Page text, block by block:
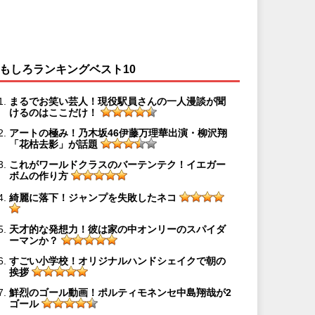
しろランキングベスト10
まるでお笑い芸人！現役駅員さんの一人漫談が聞
けるのはここだけ！
アートの極み！乃木坂46伊藤万理華出演・柳沢翔
「花枯去影」が話題
これがワールドクラスのバーテンテク！イエガー
ボムの作り方
綺麗に落下！ジャンプを失敗したネコ
天才的な発想力！彼は家の中オンリーのスパイダ
ーマンか？
すごい小学校！オリジナルハンドシェイクで朝の
挨拶
鮮烈のゴール動画！ポルティモネンセ中島翔哉が2
ゴール